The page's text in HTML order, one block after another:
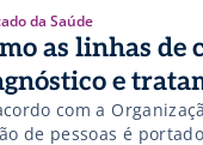
da Saúde
as linhas de
e
com a
de pessoas é